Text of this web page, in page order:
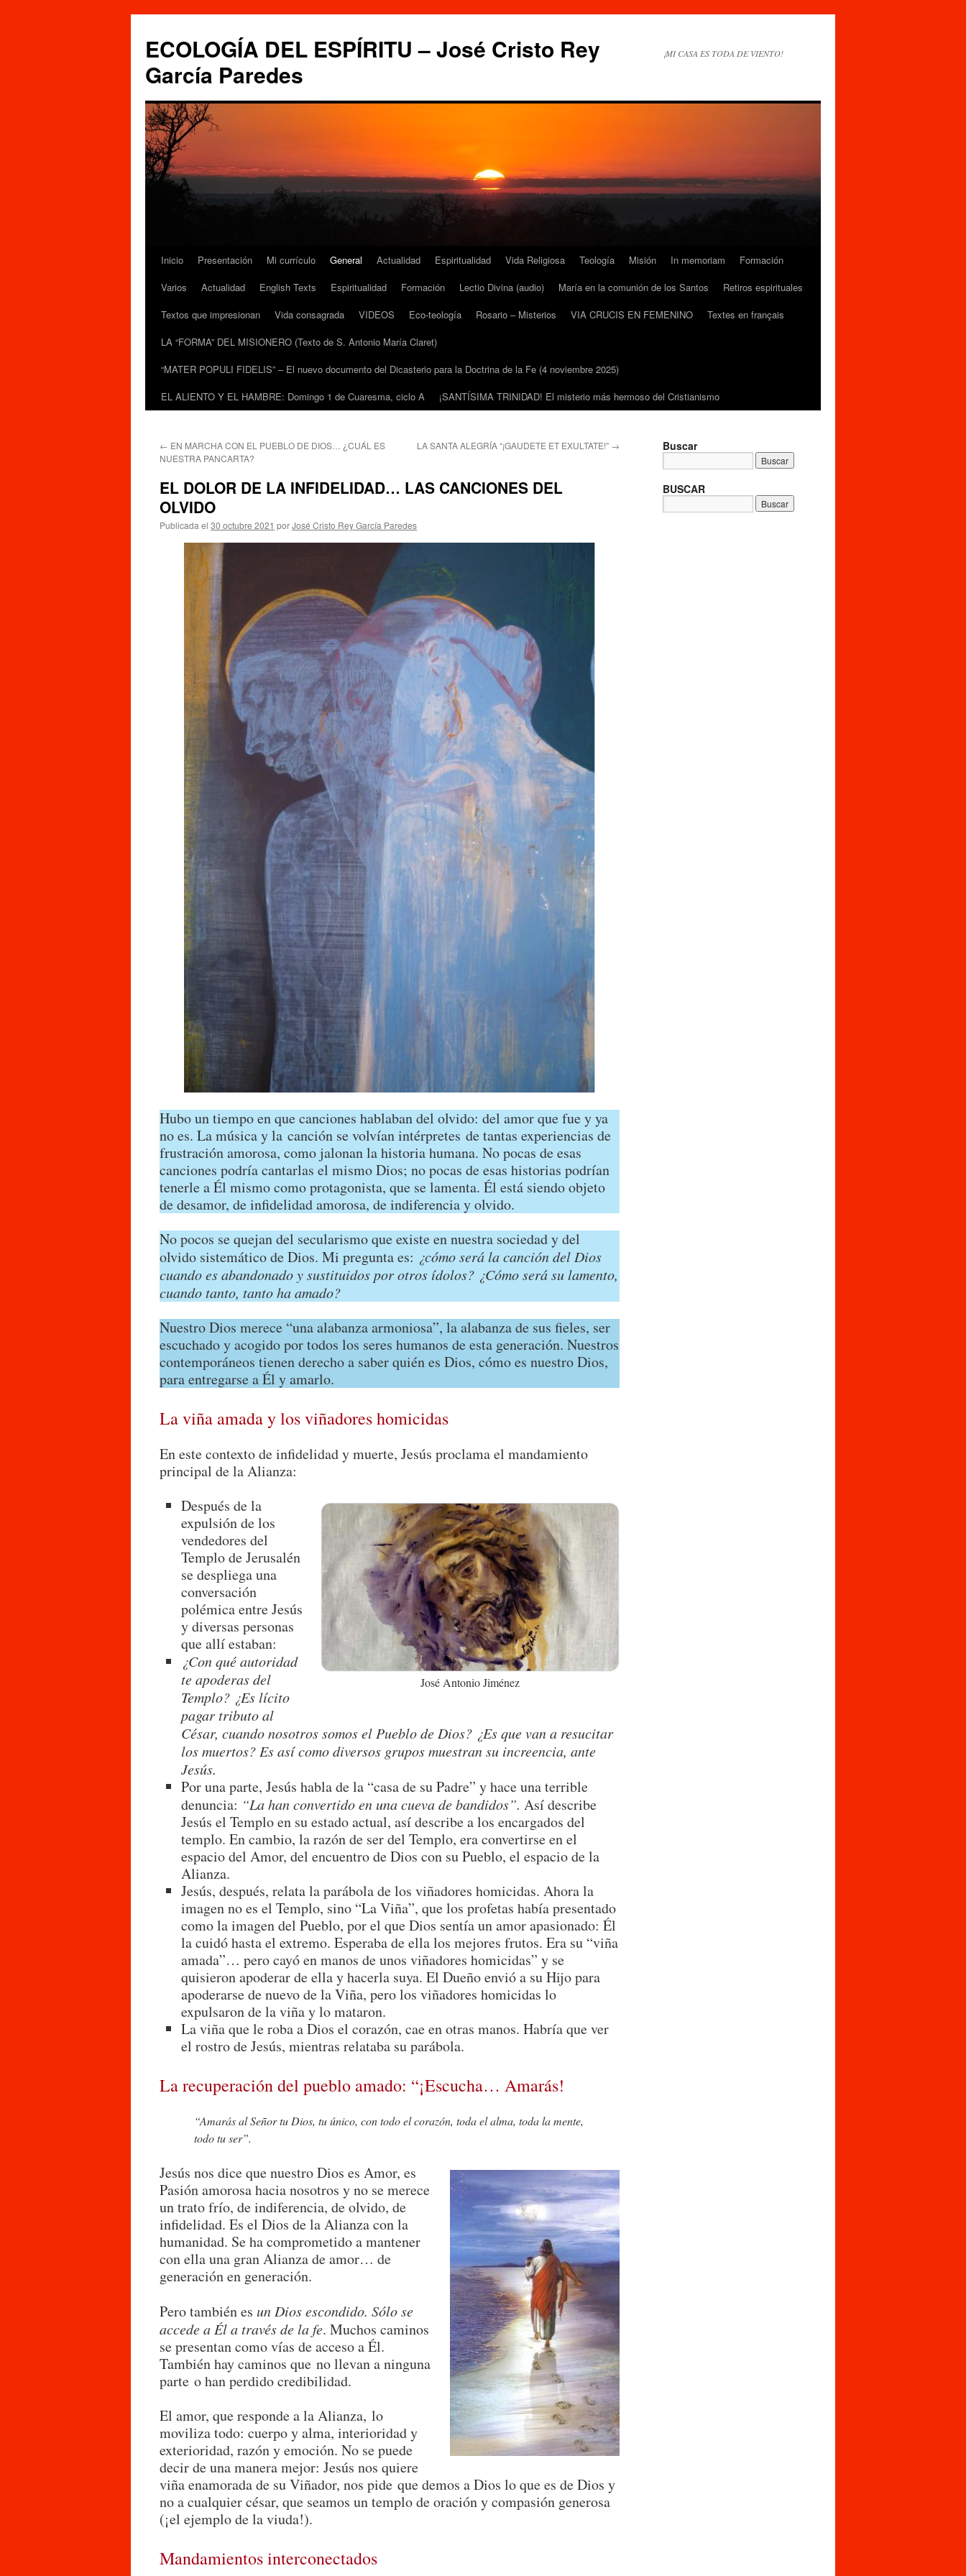
contenido
ECOLOGÍA DEL ESPÍRITU – José Cristo Rey
García Paredes
¡MI CASA ES TODA DE VIENTO!
Inicio Presentación Mi currículo General Actualidad Espiritualidad Vida Religiosa Teología Misión In memoriam
Formación
Varios
Actualidad English Texts Espiritualidad Formación Lectio Divina (audio) María en la comunión de los Santos
Retiros espirituales
Textos que impresionan
Vida consagrada VIDEOS Eco-teología Rosario – Misterios VIA CRUCIS EN FEMENINO
Textes en français
LA “FORMA” DEL MISIONERO (Texto de S. Antonio María Claret)
“MATER POPULI FIDELIS” – El nuevo documento del Dicasterio para la Doctrina de la Fe (4 noviembre 2025)
EL ALIENTO Y EL HAMBRE: Domingo 1 de Cuaresma, ciclo A
¡SANTÍSIMA TRINIDAD! El misterio más hermoso del Cristianismo
← EN MARCHA CON EL PUEBLO DE DIOS… ¿CUÁL ES
NUESTRA PANCARTA?
LA SANTA ALEGRÍA “¡GAUDETE ET EXULTATE!” →
EL DOLOR DE LA INFIDELIDAD… LAS CANCIONES DEL
OLVIDO
Publicada el 30 octubre 2021 porJosé Cristo Rey García Paredes
Hubo un tiempo en que canciones hablaban del olvido: del amor que fue y ya
no es. La música y la canción se volvían intérpretes de tantas experiencias de
frustración amorosa, como jalonan la historia humana. No pocas de esas
canciones podría cantarlas el mismo Dios; no pocas de esas historias podrían
tenerle a Él mismo como protagonista, que se lamenta. Él está siendo objeto
de desamor, de infidelidad amorosa, de indiferencia y olvido.
No pocos se quejan del secularismo que existe en nuestra sociedad y del
olvido sistemático de Dios. Mi pregunta es: ¿cómo será la canción del Dios
cuando es abandonado y sustituidos por otros ídolos? ¿Cómo será su lamento,
cuando tanto, tanto ha amado?
Nuestro Dios merece “una alabanza armoniosa”, la alabanza de sus fieles, ser
escuchado y acogido por todos los seres humanos de esta generación. Nuestros
contemporáneos tienen derecho a saber quién es Dios, cómo es nuestro Dios,
para entregarse a Él y amarlo.
La viña amada y los viñadores homicidas
En este contexto de infidelidad y muerte, Jesús proclama el mandamiento
principal de la Alianza:
José Antonio Jiménez
Después de la
expulsión de los
vendedores del
Templo de Jerusalén
se despliega una
conversación
polémica entre Jesús
y diversas personas
que allí estaban:
¿Con qué autoridad
te apoderas del
Templo? ¿Es lícito
pagar tributo al
César, cuando nosotros somos el Pueblo de Dios? ¿Es que van a resucitar
los muertos? Es así como diversos grupos muestran su increencia, ante
Jesús.
Por una parte, Jesús habla de la “casa de su Padre” y hace una terrible
denuncia: “La han convertido en una cueva de bandidos”. Así describe
Jesús el Templo en su estado actual, así describe a los encargados del
templo. En cambio, la razón de ser del Templo, era convertirse en el
espacio del Amor, del encuentro de Dios con su Pueblo, el espacio de la
Alianza.
Jesús, después, relata la parábola de los viñadores homicidas. Ahora la
imagen no es el Templo, sino “La Viña”, que los profetas había presentado
como la imagen del Pueblo, por el que Dios sentía un amor apasionado: Él
la cuidó hasta el extremo. Esperaba de ella los mejores frutos. Era su “viña
amada”… pero cayó en manos de unos viñadores homicidas” y se
quisieron apoderar de ella y hacerla suya. El Dueño envió a su Hijo para
apoderarse de nuevo de la Viña, pero los viñadores homicidas lo
expulsaron de la viña y lo mataron.
La viña que le roba a Dios el corazón, cae en otras manos. Habría que ver
el rostro de Jesús, mientras relataba su parábola.
La recuperación del pueblo amado: “¡Escucha… Amarás!
“Amarás al Señor tu Dios, tu único, con todo el corazón, toda el alma, toda la mente,
todo tu ser”.
Jesús nos dice que nuestro Dios es Amor, es
Pasión amorosa hacia nosotros y no se merece
un trato frío, de indiferencia, de olvido, de
infidelidad. Es el Dios de la Alianza con la
humanidad. Se ha comprometido a mantener
con ella una gran Alianza de amor… de
generación en generación.
Pero también es un Dios escondido. Sólo se
accede a Él a través de la fe. Muchos caminos
se presentan como vías de acceso a Él.
También hay caminos que no llevan a ninguna
parte o han perdido credibilidad.
El amor, que responde a la Alianza, lo
moviliza todo: cuerpo y alma, interioridad y
exterioridad, razón y emoción. No se puede
decir de una manera mejor: Jesús nos quiere
viña enamorada de su Viñador, nos pide que demos a Dios lo que es de Dios y
no a cualquier césar, que seamos un templo de oración y compasión generosa
(¡el ejemplo de la viuda!).
Mandamientos interconectados
Buscar
BUSCAR